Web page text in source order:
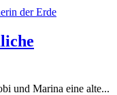
und Marina eine alte...